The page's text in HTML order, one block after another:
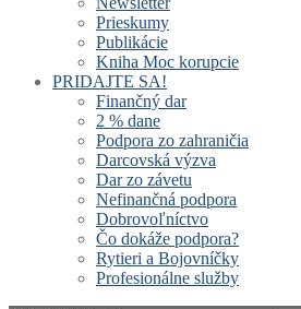
Prieskumy
Publikácie
Kniha Moc korupcie
PRIDAJTE SA!
Finančný dar
2 % dane
Podpora zo zahraničia
Darcovská výzva
Dar zo závetu
Nefinančná podpora
Dobrovoľníctvo
Čo dokáže podpora?
Rytieri a Bojovníčky
Profesionálne služby